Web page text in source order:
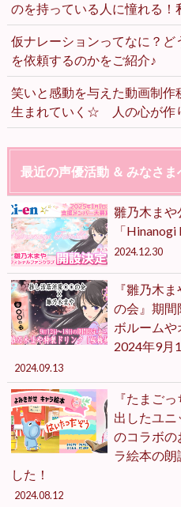
のを持っている人に憧れる
仮ナレーションってなに？
を依頼するのかをご紹介♪
笑いと感動を与えた動画制作
生まれていく☆ 人の心が作
最近の声優活動 ＆ みなさ
雛乃木まや
「
2024.12.30
『雛乃木
の会』期間
ボルームや
2024年9月
2024.09.13
『たまご
出したユニ
のコラボの
ラ絵本の朗
した！
2024.08.12